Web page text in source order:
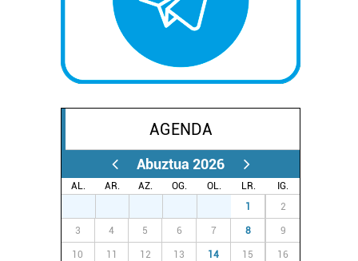
AGENDA
Abuztua 2026
AL. AR. AZ. OG. OL. LR.
IG.
1 2
3 4 5 6 7 8 9
10 11 12 13 14 15 16